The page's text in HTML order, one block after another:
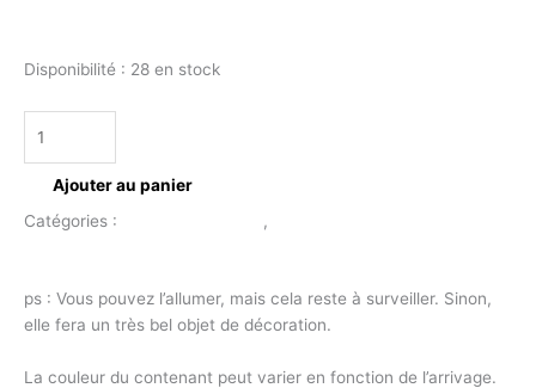
Disponibilité : 28 en stock
Ajouter au panier
Catégories :
,
ps : Vous pouvez l’allumer, mais cela reste à surveiller. Sinon,
elle fera un très bel objet de décoration.
La couleur du contenant peut varier en fonction de l’arrivage.